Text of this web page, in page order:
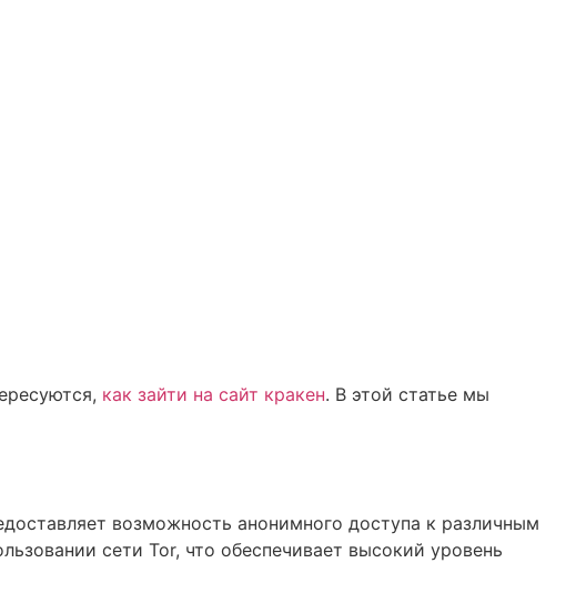
как зайти на сайт кракен. В этой статье мы
возможность анонимного доступа к различным
сети Tor, что обеспечивает высокий уровень